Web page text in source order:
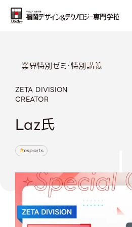
業界特別ゼミ・特別講義
ZETA DIVISION
CREATOR
Laz氏
esports